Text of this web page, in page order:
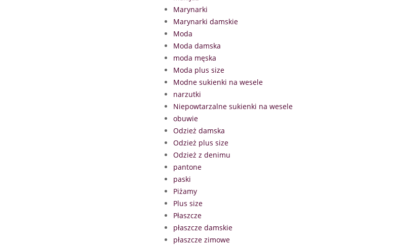
Marynarki
Marynarki damskie
Moda
Moda damska
moda męska
Moda plus size
Modne sukienki na wesele
narzutki
Niepowtarzalne sukienki na wesele
obuwie
Odzież damska
Odzież plus size
Odzież z denimu
pantone
paski
Piżamy
Plus size
Płaszcze
płaszcze damskie
płaszcze zimowe